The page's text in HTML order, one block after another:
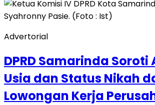
Advertorial
DPRD Samarinda Soroti
Usia dan Status Nikah
Lowongan Kerja